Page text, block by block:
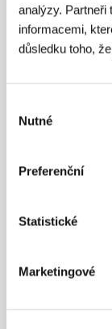
analýzy. Partneři
informacemi,
důsledku toho,
souhlasu
Nutné
Preferenční
Statistické
Marketingové
Kontakty
Punk Film,
Asociace
Tel: +420
E-mail: